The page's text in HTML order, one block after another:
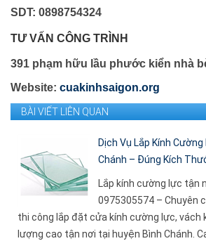
SDT: 0898754324
TƯ VẤN CÔNG TRÌNH
391 phạm hữu lầu phước kiển nhà
Website: cuakinhsaigon.org
BÀI VIẾT LIÊN QUAN
Dịch Vụ Lắp Kính
Chánh – Đúng Kích
Lắp kính cường lực tận
0975305574 – Chuyên
thi công lắp đặt cửa kính cường lực, vách
lượng cao tận nơi tại huyện Bình Chánh.